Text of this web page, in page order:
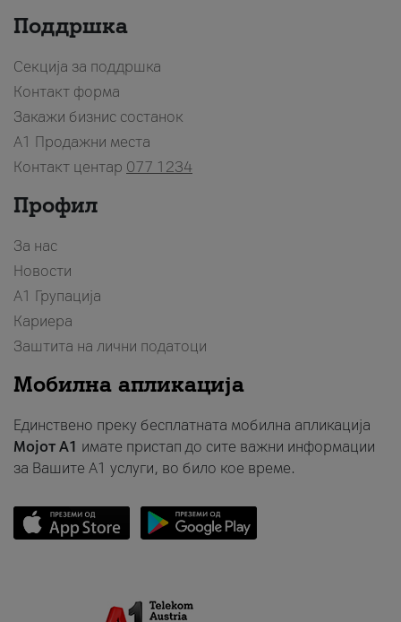
Поддршка
Секција за поддршка
Контакт форма
Закажи бизнис состанок
A1 Продажни места
Контакт центар 077 1234
Профил
За нас
Новости
А1 Групација
Кариера
Заштита на лични податоци
Мобилна апликација
Единствено преку бесплатната мобилна апликација
Мојот A1 имате пристап до сите важни информации
за Вашите A1 услуги, во било кое време.